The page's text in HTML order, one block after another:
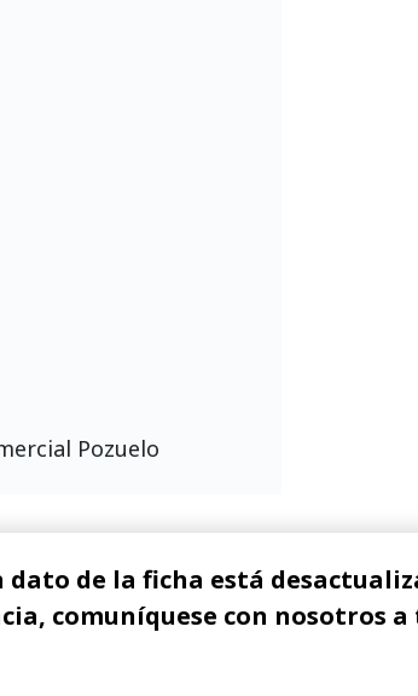
Pozuelo
dato de la ficha está
comuníquese con nosotros